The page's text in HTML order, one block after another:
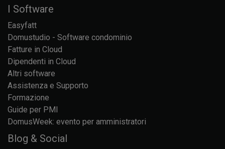
I Software
Easyfatt
Domustudio - Software condominio
Fatture in Cloud
Dipendenti in Cloud
Altri software
Assistenza e Supporto
Formazione
Guide per PMI
DomusWeek: evento per amministratori
Blog & Social